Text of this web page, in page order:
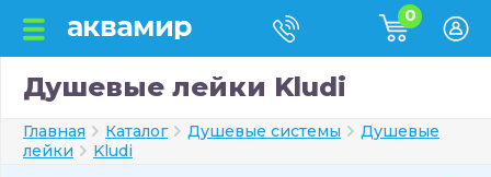
0
Душевые лейки Kludi
Главная Каталог Душевые системы
Душевые
лейки
Kludi